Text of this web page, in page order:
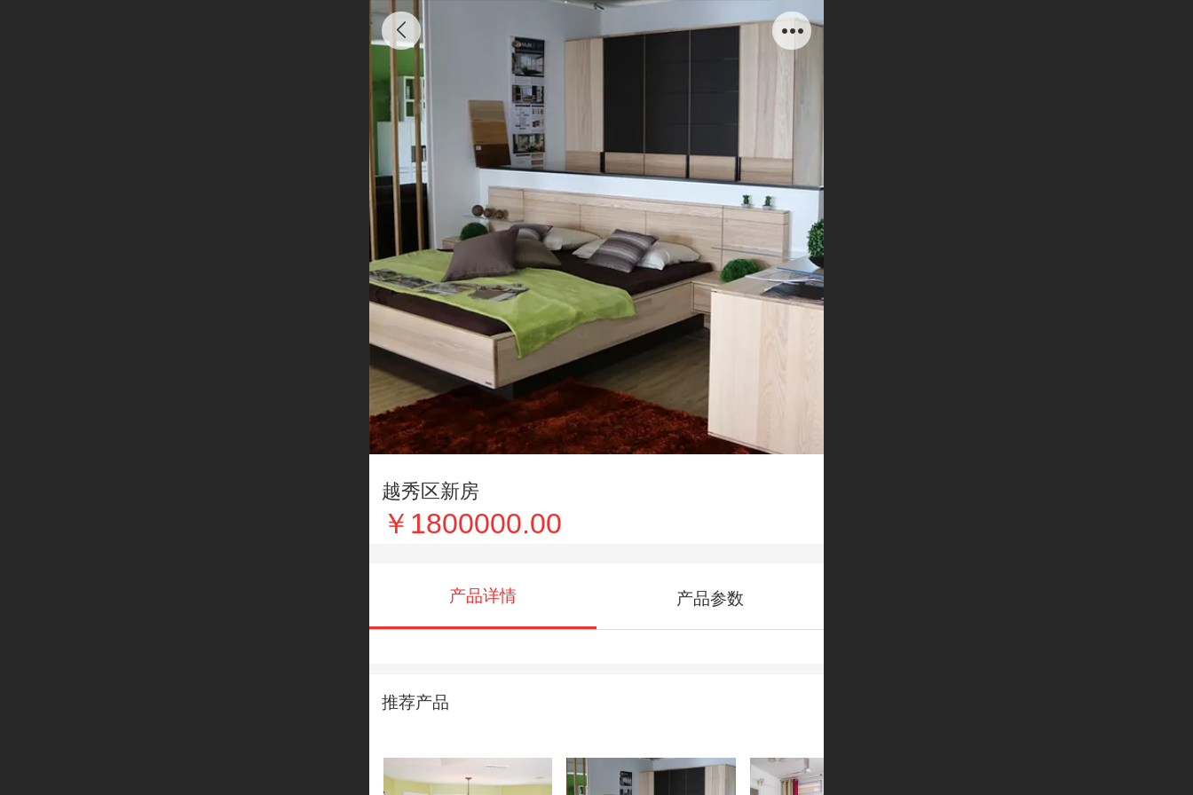
越秀区新房
￥1800000.00
产品详情 产品参数
推荐产品